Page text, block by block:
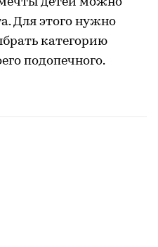
Для этого нужно
категорию
подопечного.